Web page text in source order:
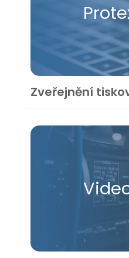
Zveřejnění